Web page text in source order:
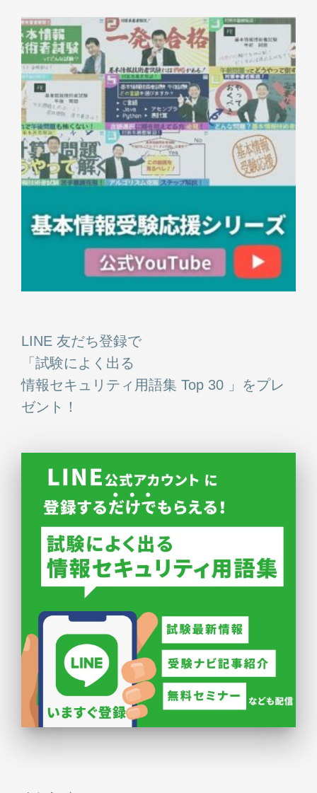
LINE 友だち登録で
「試験によく出る
情報セキュリティ用語集 Top 30 」をプレ
ゼント！